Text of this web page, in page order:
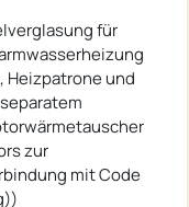
für
und
zur
mit Code